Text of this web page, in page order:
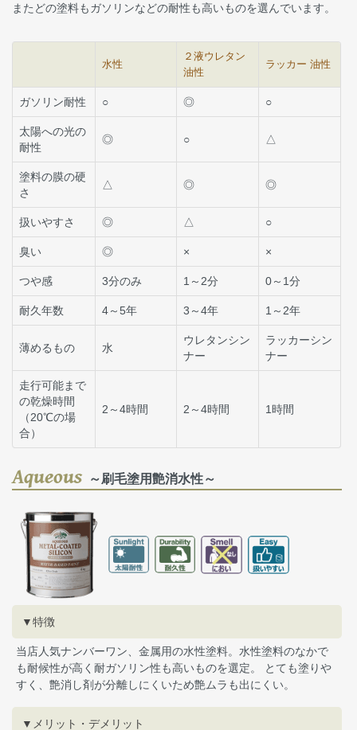
またどの塗料もガソリンなどの耐性も高いものを選んでいます。
水性
２液ウレタン
油性
ラッカー 油性
ガソリン耐性 ○ ◎ ○
太陽への光の
耐性
◎ ○ △
塗料の膜の硬
さ
△ ◎ ◎
扱いやすさ ◎ △ ○
臭い ◎ × ×
つや感 3分のみ 1～2分 0～1分
耐久年数 4～5年 3～4年 1～2年
薄めるもの 水
ウレタンシン
ナー
ラッカーシン
ナー
走行可能まで
の乾燥時間
（20℃の場
合）
2～4時間 2～4時間 1時間
Aqueous ～刷毛塗用艶消水性～
▼特徴
当店人気ナンバーワン、金属用の水性塗料。水性塗料のなかで
も耐候性が高く耐ガソリン性も高いものを選定。 とても塗りや
すく、艶消し剤が分離しにくいため艶ムラも出にくい。
▼メリット・デメリット